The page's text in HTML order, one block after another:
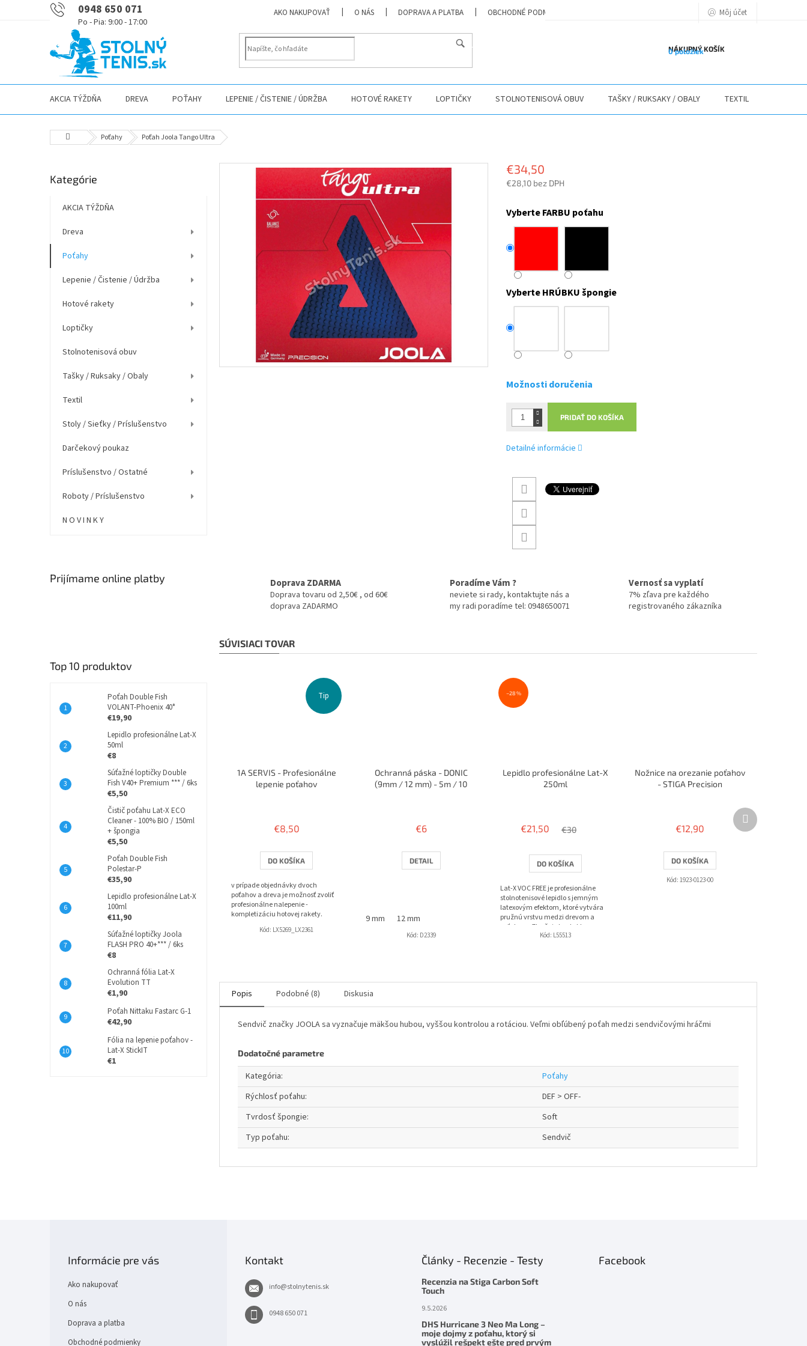
0948 650 071 AKO NAKUPOVAŤ O NÁS DOPRAVA A PLATBA OBCHODNÉ PODMIENKY PODMIENKY OCHRANY OSOBNÝCH ÚDAJOVMôj účet
NÁKUPNÝ KOŠÍK
0 položiek
AKCIA TÝŽDŇA DREVA POŤAHY LEPENIE / ČISTENIE / ÚDRŽBA HOTOVÉ RAKETY LOPTIČKY STOLNOTENISOVÁ OBUV TAŠKY / RUKSAKY / OBALY TEXTIL
DomovPoťahy Poťah Joola Tango Ultra
o
a
Preskočiť
Kategórie
AKCIA TÝŽDŇA
Dreva
Poťahy
Lepenie / Čistenie / Údržba
Hotové rakety
Loptičky
Stolnotenisová obuv
Tašky / Ruksaky / Obaly
Textil
Stoly / Sieťky / Príslušenstvo
Darčekový poukaz
Príslušenstvo / Ostatné
Roboty / Príslušenstvo
N O V I N K Y
Prijímame online platby
Top 10 produktov
Poťah Double Fish
VOLANT-Phoenix 40°
€19,90
Lepidlo profesionálne Lat-X
50ml
€8
Súťažné loptičky Double
Fish V40+ Premium *** / 6ks
€5,50
Čistič poťahu Lat-X ECO
Cleaner - 100% BIO / 150ml
+ špongia
€5,50
Poťah Double Fish
Polestar-P
€35,90
Lepidlo profesionálne Lat-X
100ml
€11,90
Súťažné loptičky Joola
FLASH PRO 40+*** / 6ks
€8
Ochranná fólia Lat-X
Evolution TT
€1,90
Poťah Nittaku Fastarc G-1
€42,90
Fólia na lepenie poťahov -
Lat-X StickIT
€1
€34,50
€28,10 bez DPH
cena:
Vyberte FARBU poťahu
Vyberte HRÚBKU špongie
Možnosti doručenia
PRIDAŤ DO KOŠÍKA
Detailné informácie
Doprava ZDARMA
Doprava tovaru od 2,50€ , od 60€
doprava ZADARMO
Poradíme Vám ?
neviete si rady, kontaktujte nás a
my radi poradíme tel: 0948650071
Vernosť sa vyplatí
7% zľava pre každého
registrovaného zákazníka
SÚVISIACI TOVAR
Tip
1A SERVIS - Profesionálne
lepenie poťahov
produktu
je
z
5
hviezdičiek.
€8,50
DO KOŠÍKA
v prípade objednávky dvoch
poťahov a dreva je možnosť zvoliť
profesionálne nalepenie -
kompletizáciu hotovej rakety.
Kód: LX5269_LX2361
Ochranná páska - DONIC
(9mm / 12 mm) - 5m / 10
€6
DETAIL
9 mm 12 mm
Kód: D2339
–28 %
Lepidlo profesionálne Lat-X
250ml
€21,50 €30
DO KOŠÍKA
Lat-X VOC FREE je profesionálne
stolnotenisové lepidlo s jemným
latexovým efektom, ktoré vytvára
pružnú vrstvu medzi drevom a
poťahom. Zlepšuje kontakt s
loptičkou, pridáva...
Kód: L55513
Nožnice na orezanie poťahov
- STIGA Precision
€12,90
DO KOŠÍKA
Kód: 1923-0123-00
Ďalší
produkt
Popis Podobné (8) Diskusia
Sendvič značky JOOLA sa vyznačuje mäkšou hubou, vyššou kontrolou a rotáciou. Veľmi obľúbený poťah medzi sendvičovými hráčmi
Dodatočné parametre
Kategória:
Poťahy
Rýchlosť poťahu:
DEF > OFF-
Tvrdosť špongie:
Soft
Typ poťahu: Sendvič
Informácie pre vás
Ako nakupovať
O nás
Doprava a platba
Obchodné podmienky
Kontakt
info@stolnytenis.sk
0948 650 071
Články - Recenzie - Testy
Recenzia na Stiga Carbon Soft
Touch
9.5.2026
DHS Hurricane 3 Neo Ma Long –
moje dojmy z poťahu, ktorý si
vyslúžil rešpekt ešte pred prvým
Facebook